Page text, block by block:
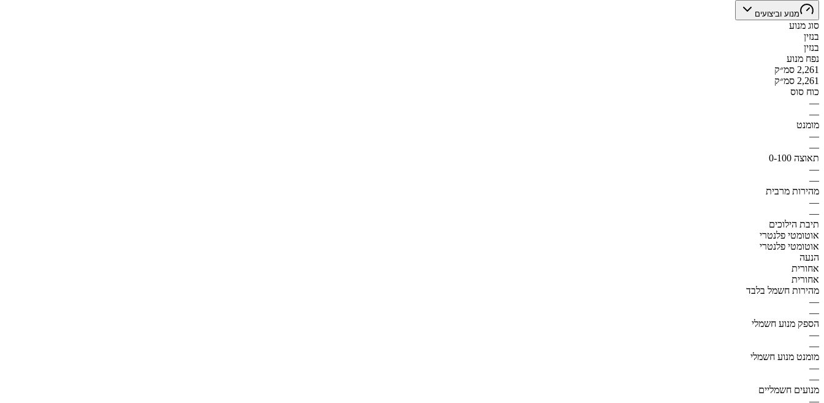
מנוע וביצועים
סוג מנוע
בנזין
בנזין
נפח מנוע
2,261 סמ״ק
2,261 סמ״ק
כוח סוס
—
—
מומנט
—
—
תאוצה 0-100
—
—
מהירות מרבית
—
—
תיבת הילוכים
אוטומטי פלנטרי
אוטומטי פלנטרי
הנעה
אחורית
אחורית
מהירות חשמל בלבד
—
—
הספק מנוע חשמלי
—
—
מומנט מנוע חשמלי
—
—
מנועים חשמליים
—